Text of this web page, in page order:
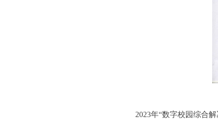
2023年“数字校园综合